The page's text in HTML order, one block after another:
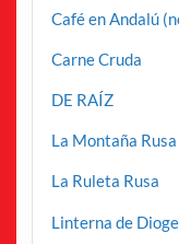
Café en Andalú
Carne Cruda
DE RAÍZ
La Montaña Rusa
La Ruleta Rusa
Linterna de